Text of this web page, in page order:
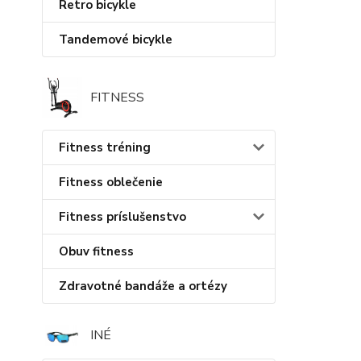
Retro bicykle
Tandemové bicykle
FITNESS
Fitness tréning
Fitness oblečenie
Fitness príslušenstvo
Obuv fitness
Zdravotné bandáže a ortézy
INÉ